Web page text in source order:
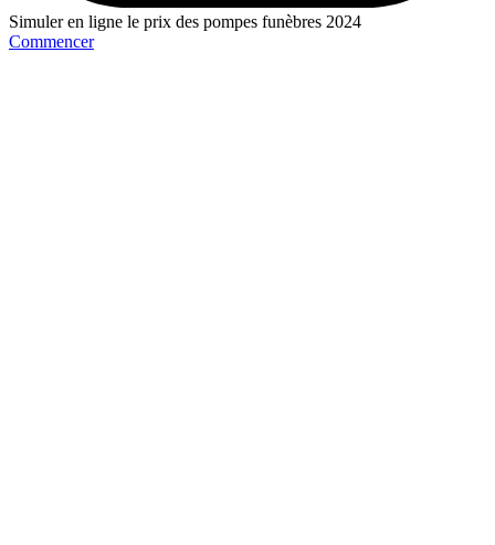
Simuler en ligne le prix des pompes funèbres 2024
Commencer